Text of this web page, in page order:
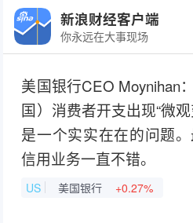
新浪财经客户端
你永远在大事现场
美国银行CEO Moynihan
国）消费者开支出现“微
是一个实实在在的问题
信用业务一直不错。
US 美国银行 +0.27%